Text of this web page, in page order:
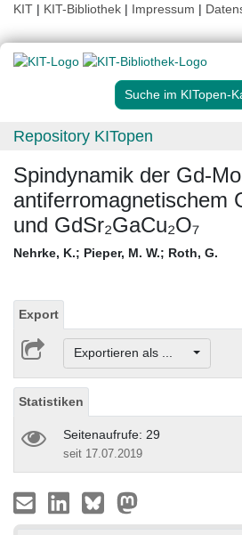
KIT | KIT-Bibliothek | Impressum |
Suche im KITopen-
Repository KITopen
Spindynamik der Gd-
antiferromagnetischem
und GdSr₂GaCu₂O₇
Nehrke, K.; Pieper, M. W.; Roth, G.
Export
Exportieren als ...
Statistiken
Seitenaufrufe: 29
seit 17.07.2019